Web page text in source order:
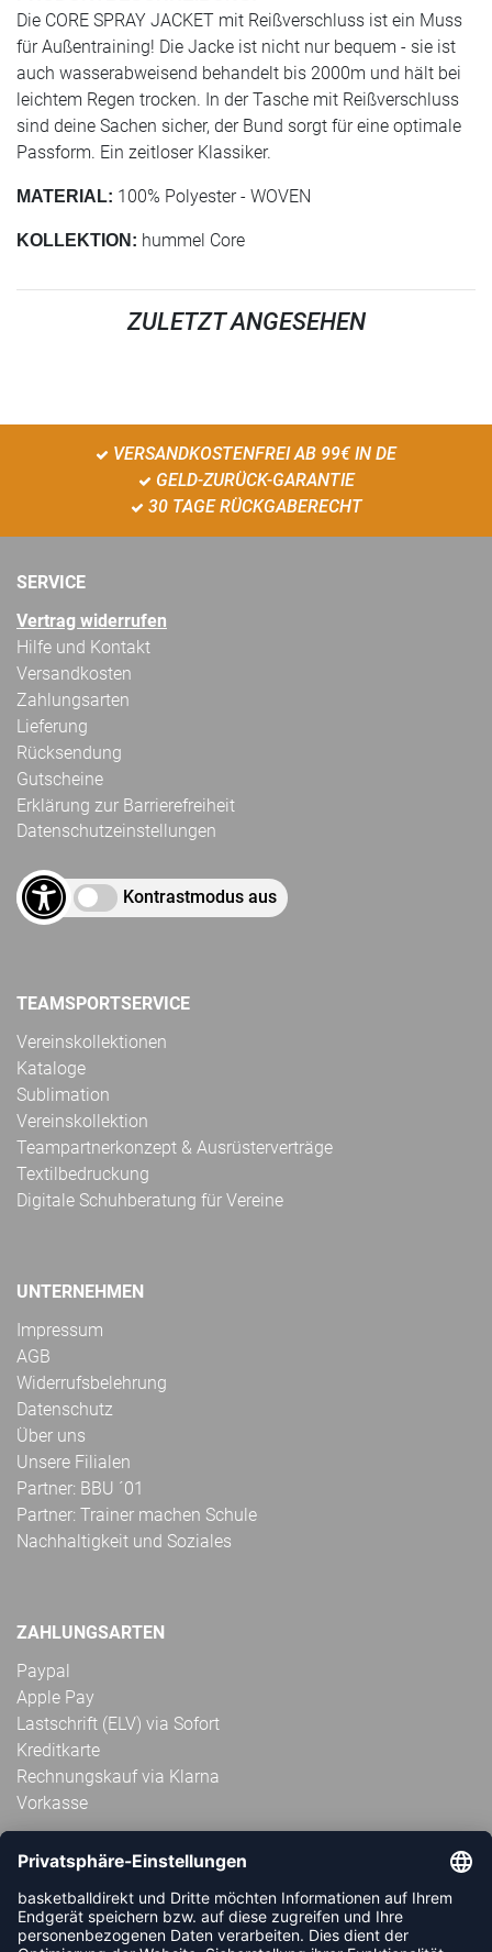
Die CORE SPRAY JACKET mit Reißverschluss ist ein Muss
für Außentraining! Die Jacke ist nicht nur bequem - sie ist
auch wasserabweisend behandelt bis 2000m und hält bei
leichtem Regen trocken. In der Tasche mit Reißverschluss
sind deine Sachen sicher, der Bund sorgt für eine optimale
Passform. Ein zeitloser Klassiker.
MATERIAL: 100% Polyester - WOVEN
KOLLEKTION: hummel Core
ZULETZT ANGESEHEN
VERSANDKOSTENFREI AB 99€ IN DE
GELD-ZURÜCK-GARANTIE
30 TAGE RÜCKGABERECHT
SERVICE
Vertrag widerrufen
Hilfe und Kontakt
Versandkosten
Zahlungsarten
Lieferung
Rücksendung
Gutscheine
Erklärung zur Barrierefreiheit
Datenschutzeinstellungen
Kontrastmodus aus
TEAMSPORTSERVICE
Vereinskollektionen
Kataloge
Sublimation
Vereinskollektion
Teampartnerkonzept & Ausrüsterverträge
Textilbedruckung
Digitale Schuhberatung für Vereine
UNTERNEHMEN
Impressum
AGB
Widerrufsbelehrung
Datenschutz
Über uns
Unsere Filialen
Partner: BBU ´01
Partner: Trainer machen Schule
Nachhaltigkeit und Soziales
ZAHLUNGSARTEN
Paypal
Apple Pay
Lastschrift (ELV) via Sofort
Kreditkarte
Rechnungskauf via Klarna
Vorkasse
ABONNIERE JETZT DEN KOSTENLOSEN
HANDBALLDIREKT-NEWSLETTER UND VERPASSE KEINE
NEUIGKEIT ODER AKTION MEHR.